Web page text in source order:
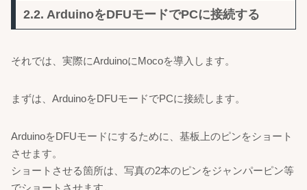
2.2. ArduinoをDFUモードでPCに接続する
それでは、実際にArduinoにMocoを導入します。
まずは、ArduinoをDFUモードでPCに接続します。
ArduinoをDFUモードにするために、基板上のピンをショート
させます。
ショートさせる箇所は、写真の2本のピンをジャンパーピン等
でショートさせます。